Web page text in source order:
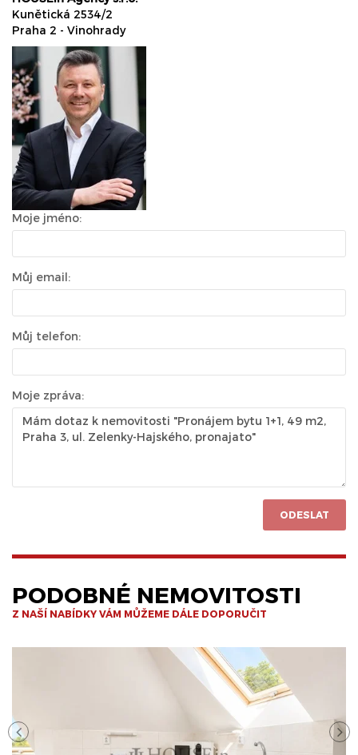
Kunětická 2534/2
Praha 2 - Vinohrady
Moje jméno:
Můj email:
Můj telefon:
Moje zpráva:
ODESLAT
PODOBNÉ NEMOVITOSTI
Z NAŠÍ NABÍDKY VÁM MŮŽEME DÁLE DOPORUČIT